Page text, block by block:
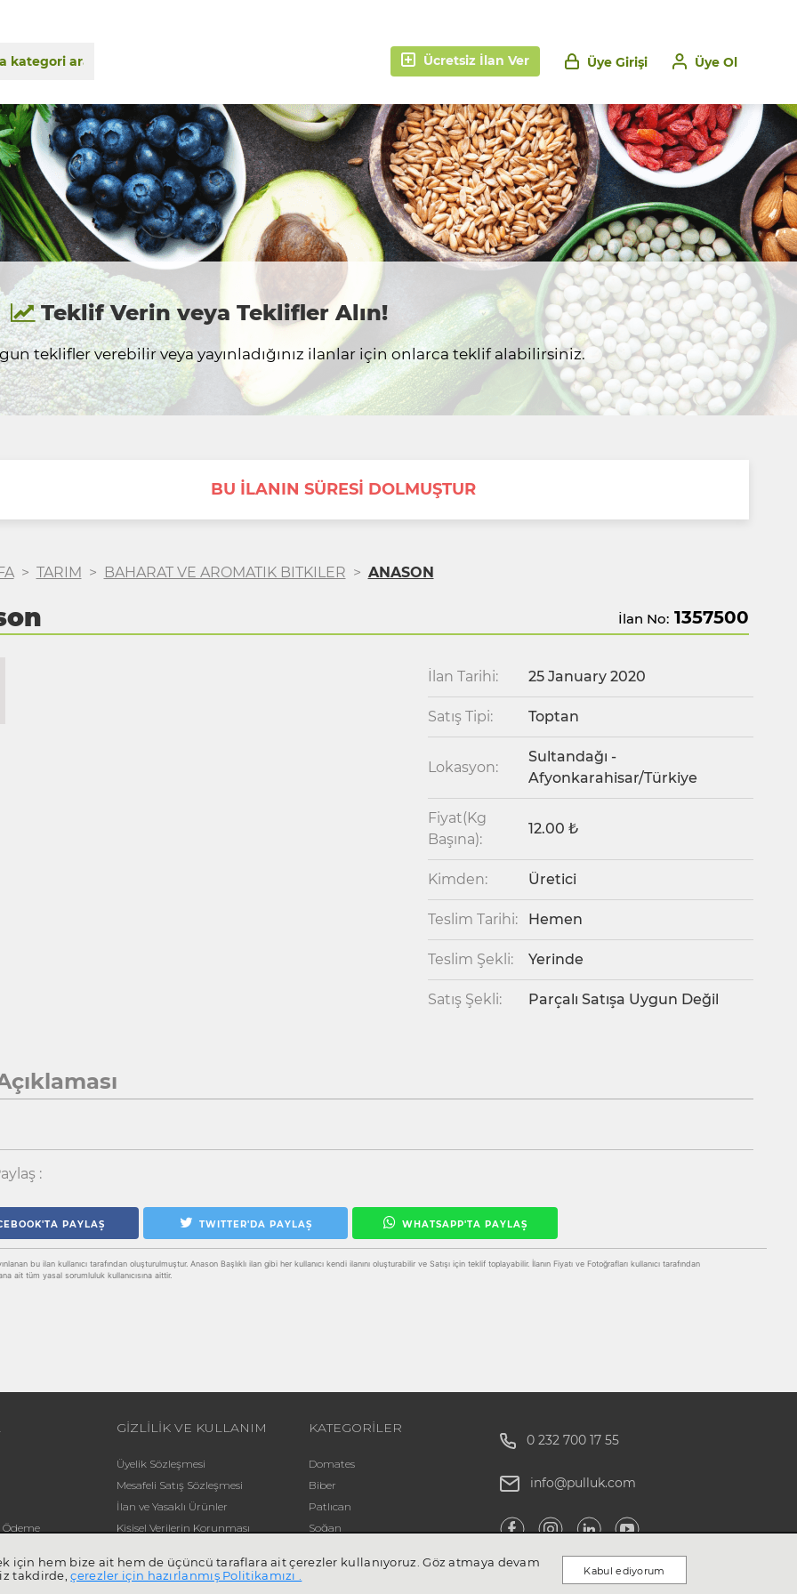
Üye Ol
Üye Girişi
Ücretsiz İlan Ver
Teklif Verin veya Teklifler Alın!
teklifler verebilir veya yayınladığınız ilanlar için onlarca teklif alabilirsiniz.
BU İLANIN SÜRESİ DOLMUŞTUR
> TARIM > BAHARAT VE AROMATIK BITKILER > ANASON
İlan No: 1357500
İlan Tarihi: 25 January 2020
Satış Tipi: Toptan
Lokasyon:
Sultandağı -
Afyonkarahisar/Türkiye
Fiyat(Kg
Başına):
12.00 ₺
Kimden: Üretici
Teslim Tarihi: Hemen
Teslim Şekli: Yerinde
Satış Şekli: Parçalı Satışa Uygun Değil
:
PAYLAŞ TWITTER'DA PAYLAŞ WHATSAPP'TA PAYLAŞ
bu ilan kullanıcı tarafından oluşturulmuştur. Anason Başlıklı ilan gibi her kullanıcı kendi ilanını oluşturabilir ve Satışı için teklif toplayabilir. İlanın Fiyatı ve Fotoğrafları kullanıcı tarafından
ait tüm yasal sorumluluk kullanıcısına aittir.
GİZLİLİK VE KULLANIM
Üyelik Sözleşmesi
Mesafeli Satış Sözleşmesi
İlan ve Yasaklı Ürünler
Kişisel Verilerin Korunması
KATEGORİLER
Domates
Biber
Patlıcan
Soğan
0 232 700 17 55
info@pulluk.com
için hem bize ait hem de üçüncü taraflara ait çerezler kullanıyoruz. Göz atmaya devam
takdirde,çerezler için hazırlanmış Politikamızı . Kabul ediyorum